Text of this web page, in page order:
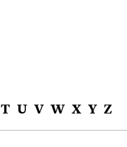
T U V W X Y Z